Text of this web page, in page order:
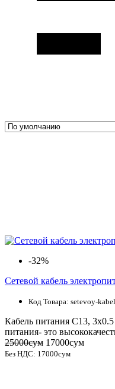
-32%
Сетевой кабель
Код Товара: setevoy-
Кабель питания C13,
питания- это
25000сум 17000сум
Без НДС: 17000сум